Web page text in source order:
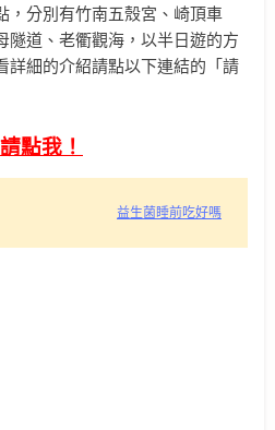
，分別有竹南五殼宮、崎頂車
隧道、老衢觀海，以半日遊的方
詳細的介紹請點以下連結的「請
請點我！
益生菌睡前吃好嗎